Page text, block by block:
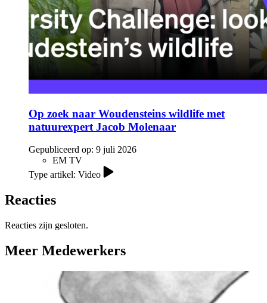
Op zoek naar Woudensteins wildlife met
natuurexpert Jacob Molenaar
Gepubliceerd op: 9 juli 2026
EM TV
Type artikel: Video
Reacties
Reacties zijn gesloten.
Meer Medewerkers